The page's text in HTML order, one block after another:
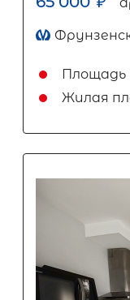
Площадь
Жилая